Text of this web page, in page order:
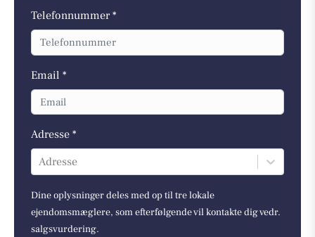
Telefonnummer *
Email *
Adresse *
Adresse
Dine oplysninger deles med op til tre lokale
ejendomsmæglere, som efterfølgende vil kontakte dig vedr.
salgsvurdering.